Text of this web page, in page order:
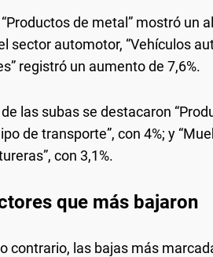
de metal” mostró un
sector automotor, “Vehículos
registró un aumento de 7,6%.
las subas se destacaron
de transporte”, con 4%; y
con 3,1%.
que más bajaron
contrario, las bajas más